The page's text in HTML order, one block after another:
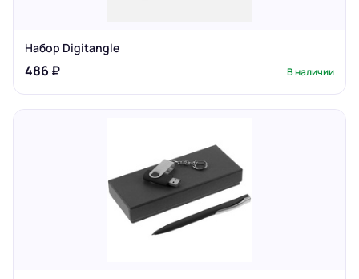
Набор Digitangle
486 ₽ В наличии